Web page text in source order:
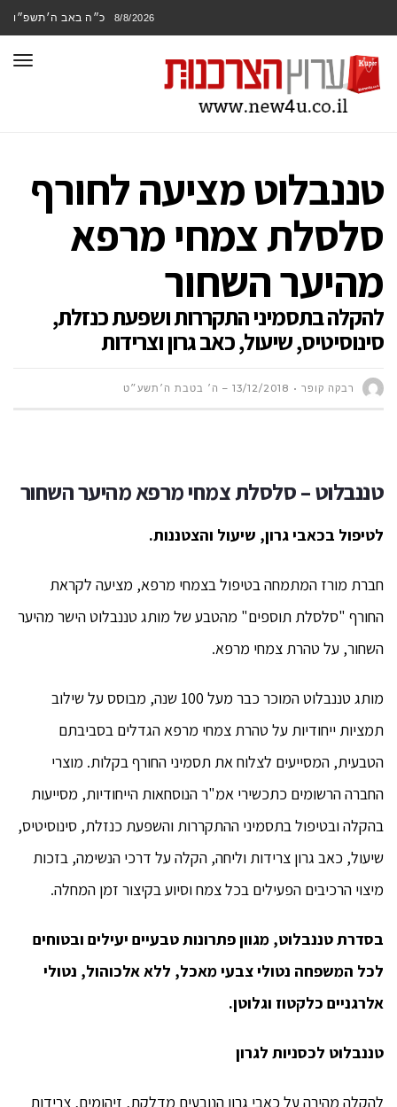
8/8/2026 כ״ה באב ה׳תשפ״ו
טננבלוט מציעה לחורף
סלסלת צמחי מרפא
מהיער השחור
להקלה בתסמיני התקררות ושפעת כנזלת,
סינוסיטיס, שיעול, כאב גרון וצרידות
רבקה קופר 13/12/2018 – ה׳ בטבת ה׳תשע״ט
טננבלוט – סלסלת צמחי מרפא מהיער השחור
לטיפול בכאבי גרון, שיעול והצטננות.
חברת מורז המתמחה בטיפול בצמחי מרפא, מציעה לקראת
החורף "סלסלת תוספים" מהטבע של מותג טננבלוט הישר מהיער
השחור, על טהרת צמחי מרפא.
מותג טננבלוט המוכר כבר מעל 100 שנה, מבוסס על שילוב
תמציות ייחודיות על טהרת צמחי מרפא הגדלים בסביבתם
הטבעית, המסייעים לצלוח את תסמיני החורף בקלות. מוצרי
החברה הרשומים כתכשירי אמ"ר הנוסחאות הייחודיות, מסייעות
בהקלה ובטיפול בתסמיני ההתקררות והשפעת כנזלת, סינוסיטיס,
שיעול, כאב גרון צרידות וליחה, הקלה על דרכי הנשימה, בזכות
מיצוי הרכיבים הפעילים בכל צמח וסיוע בקיצור זמן המחלה.
בסדרת טננבלוט, מגוון פתרונות טבעיים יעילים ובטוחים
לכל המשפחה נטולי צבעי מאכל, ללא אלכוהול, נטולי
אלרגניים כלקטוז וגלוטן.
טננבלוט לכסניות לגרון
להקלה מהירה על כאבי גרון הנובעים מדלקת, זיהומים, צרידות